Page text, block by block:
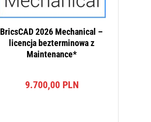
BricsCAD 2026 Mechanical –
licencja bezterminowa z
Maintenance*
9.700,00 PLN